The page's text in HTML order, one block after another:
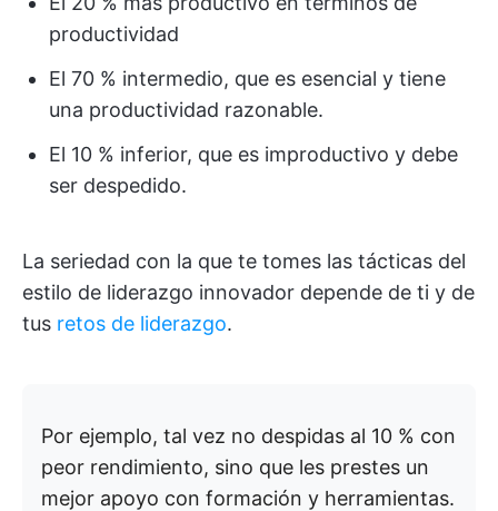
productividad
El 70 % intermedio, que es esencial y tiene
una productividad razonable.
El 10 % inferior, que es improductivo y debe
ser despedido.
La seriedad con la que te tomes las tácticas del
estilo de liderazgo innovador depende de ti y de
tus retos de liderazgo.
Por ejemplo, tal vez no despidas al 10 % con
peor rendimiento, sino que les prestes un
mejor apoyo con formación y herramientas.